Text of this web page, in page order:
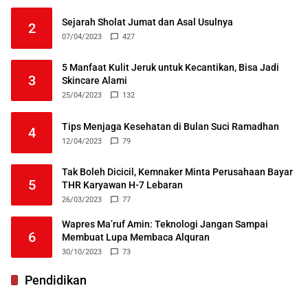
2 Sejarah Sholat Jumat dan Asal Usulnya
07/04/2023 427
3
5 Manfaat Kulit Jeruk untuk Kecantikan, Bisa Jadi
Skincare Alami
25/04/2023 132
4 Tips Menjaga Kesehatan di Bulan Suci Ramadhan
12/04/2023 79
5
Tak Boleh Dicicil, Kemnaker Minta Perusahaan Bayar
THR Karyawan H-7 Lebaran
26/03/2023 77
6
Wapres Ma’ruf Amin: Teknologi Jangan Sampai
Membuat Lupa Membaca Alquran
30/10/2023 73
Pendidikan